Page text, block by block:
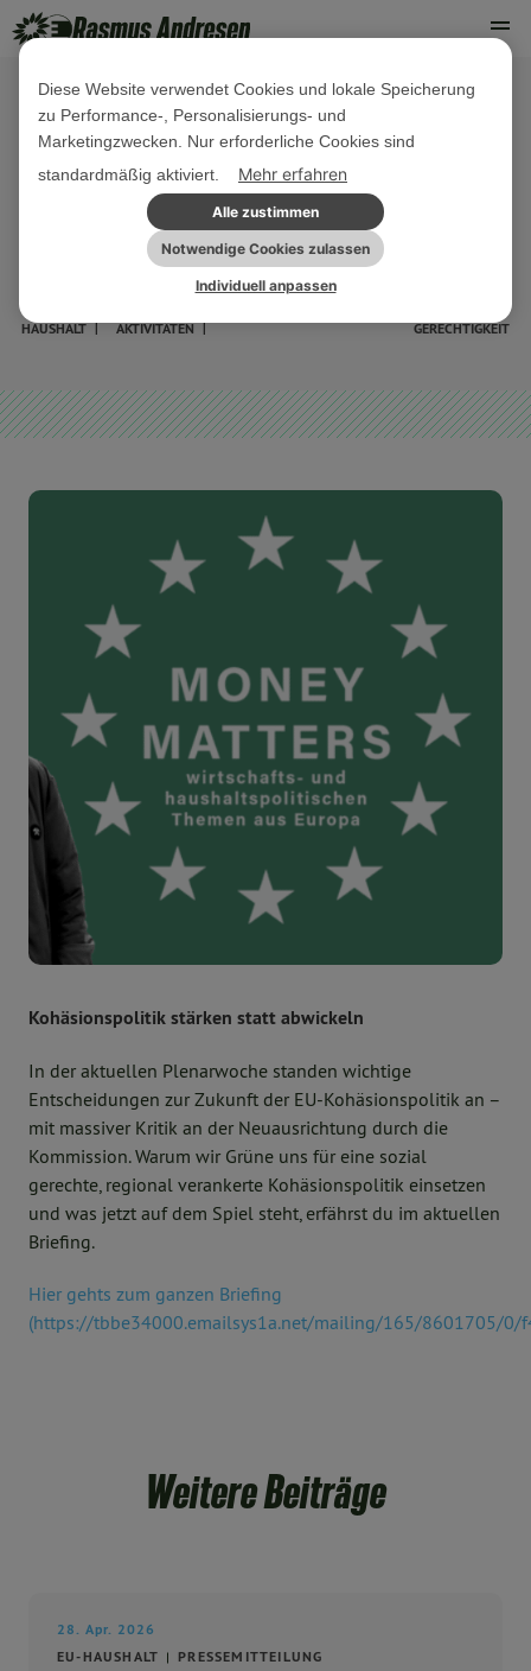
11. SEPTEMBER 2025
Money Matters #45:
Kohäsionspolitik stärken statt
abwickeln!
HAUSHALT
AKTIVITÄTEN
GERECHTIGKEIT
Kohäsionspolitik stärken statt abwickeln
In der aktuellen Plenarwoche standen wichtige
Entscheidungen zur Zukunft der EU-Kohäsionspolitik an –
mit massiver Kritik an der Neuausrichtung durch die
Kommission. Warum wir Grüne uns für eine sozial
gerechte, regional verankerte Kohäsionspolitik einsetzen
und was jetzt auf dem Spiel steht, erfährst du im aktuellen
Briefing.
Hier gehts zum ganzen Briefing
(https://tbbe34000.emailsys1a.net/mailing/165/8601705/0/
Weitere Beiträge
28. Apr. 2026
EU-HAUSHALT
PRESSEMITTEILUNG
Diese Website verwendet Cookies und lokale Speicherung
zu Performance-, Personalisierungs- und
Marketingzwecken. Nur erforderliche Cookies sind
standardmäßig aktiviert.
Mehr erfahren
Alle zustimmen
Notwendige Cookies zulassen
Individuell anpassen